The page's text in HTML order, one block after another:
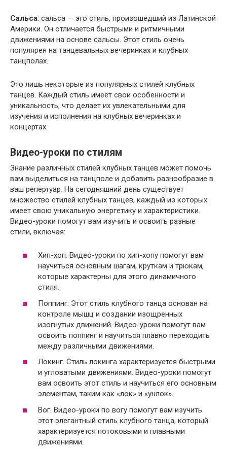
Сальса: сальса — это стиль, произошедший из Латинской
Америки. Он отличается быстрыми и ритмичными
движениями на основе сальсы. Этот стиль очень
популярен на танцевальных вечеринках и клубных
танцполах.
Это лишь некоторые из популярных стилей клубных
танцев. Каждый стиль имеет свои особенности и
уникальность, что делает их увлекательными для
изучения и исполнения на клубных вечеринках и
концертах.
Видео-уроки по стилям
Знание различных стилей клубных танцев может помочь
вам выделиться на танцполе и добавить разнообразие в
ваш репертуар. На сегодняшний день существует
множество стилей клубных танцев, каждый из которых
имеет свою уникальную энергетику и характеристики.
Видео-уроки помогут вам изучить и освоить разные
стили, включая:
Хип-хоп. Видео-уроки по хип-хопу помогут вам
научиться основным шагам, круткам и трюкам,
которые характерны для этого динамичного
стиля.
Поппинг. Этот стиль клубного танца основан на
контроле мышц и создании изощренных
изогнутых движений. Видео-уроки помогут вам
освоить поппинг и научиться плавно переходить
между различными движениями.
Локинг. Стиль локинга характеризуется быстрыми
и угловатыми движениями. Видео-уроки помогут
вам освоить этот стиль и научиться его основным
элементам, таким как «лок» и «унлок».
Вог. Видео-уроки по вогу помогут вам изучить
этот элегантный стиль клубного танца, который
характеризуется потоковыми и плавными
движениями.